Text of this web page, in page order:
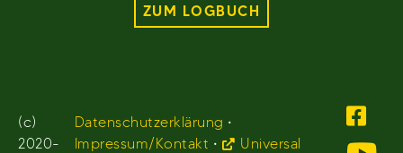
ZUM LOGBUCH
(c)
2020-
Datenschutzerklärung •
Impressum/Kontakt • Universal